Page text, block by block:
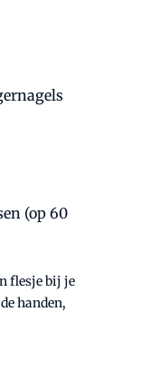
(op 60
flesje bij je
handen,